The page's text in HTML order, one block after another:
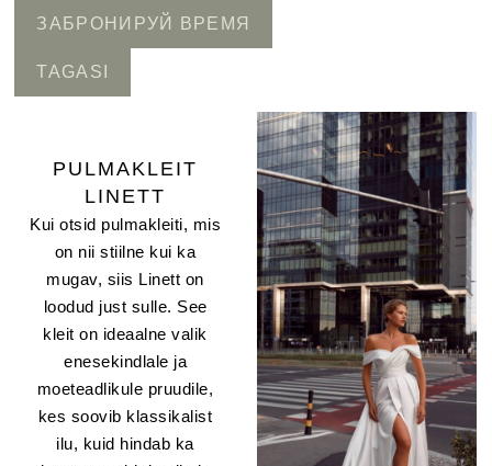
ЗАБРОНИРУЙ ВРЕМЯ
TAGASI
PULMAKLEIT
LINETT
Kui otsid pulmakleiti, mis
on nii stiilne kui ka
mugav, siis Linett on
loodud just sulle. See
kleit on ideaalne valik
enesekindlale ja
moeteadlikule pruudile,
kes soovib klassikalist
ilu, kuid hindab ka